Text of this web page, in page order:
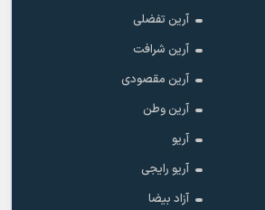
آرین تفضلی
آرین شرافت
آرین مقصودی
آرین وطن
آریو
آریو رایجی
آزاد بیضا